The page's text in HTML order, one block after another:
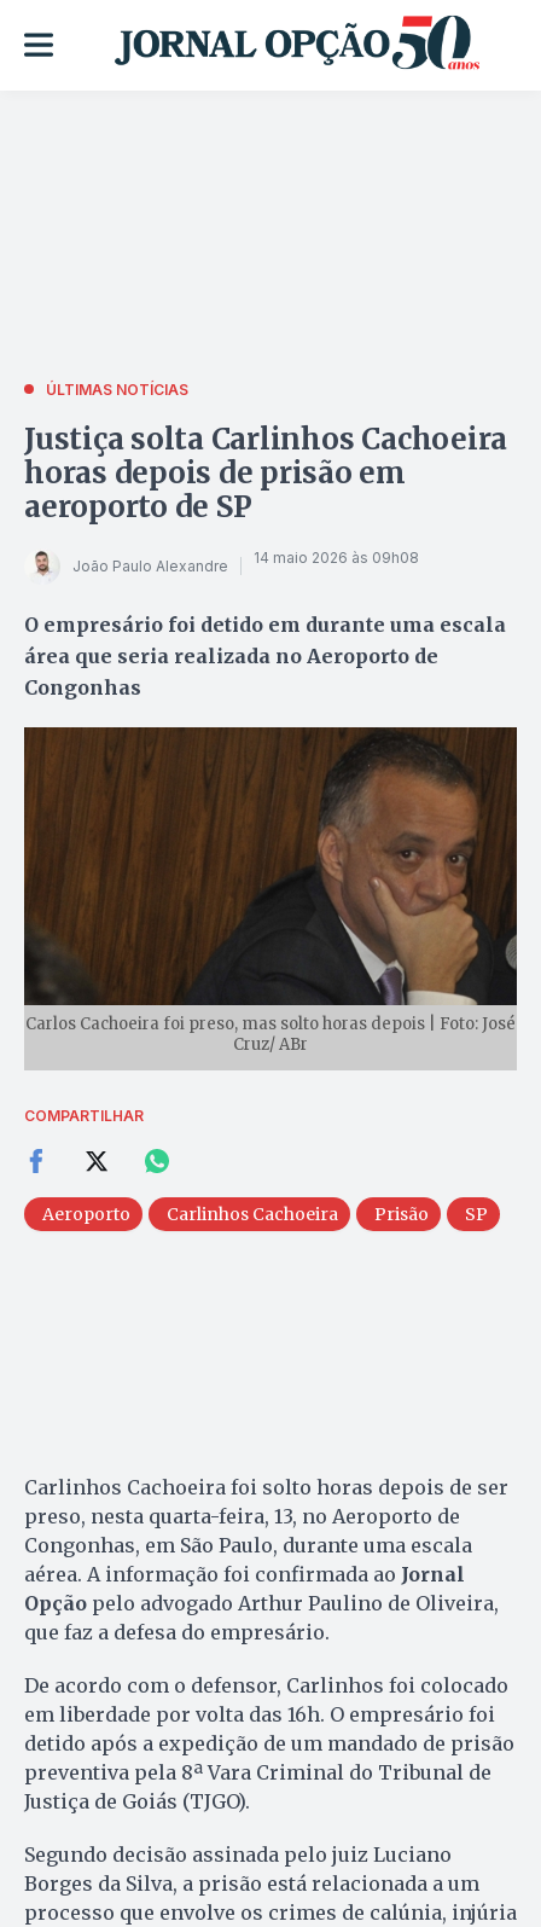
ÚLTIMAS NOTÍCIAS
Justiça solta Carlinhos Cachoeira
horas depois de prisão em
aeroporto de SP
João Paulo Alexandre 14 maio 2026 às 09h08
O empresário foi detido em durante uma escala
área que seria realizada no Aeroporto de
Congonhas
Carlos Cachoeira foi preso, mas solto horas depois | Foto: José
Cruz/ ABr
COMPARTILHAR
Aeroporto Carlinhos Cachoeira Prisão SP
Carlinhos Cachoeira foi solto horas depois de ser
preso, nesta quarta-feira, 13, no Aeroporto de
Congonhas, em São Paulo, durante uma escala
aérea. A informação foi confirmada ao Jornal
Opção pelo advogado Arthur Paulino de Oliveira,
que faz a defesa do empresário.
De acordo com o defensor, Carlinhos foi colocado
em liberdade por volta das 16h. O empresário foi
detido após a expedição de um mandado de prisão
preventiva pela 8ª Vara Criminal do Tribunal de
Justiça de Goiás (TJGO).
Segundo decisão assinada pelo juiz Luciano
Borges da Silva, a prisão está relacionada a um
processo que envolve os crimes de calúnia, injúria